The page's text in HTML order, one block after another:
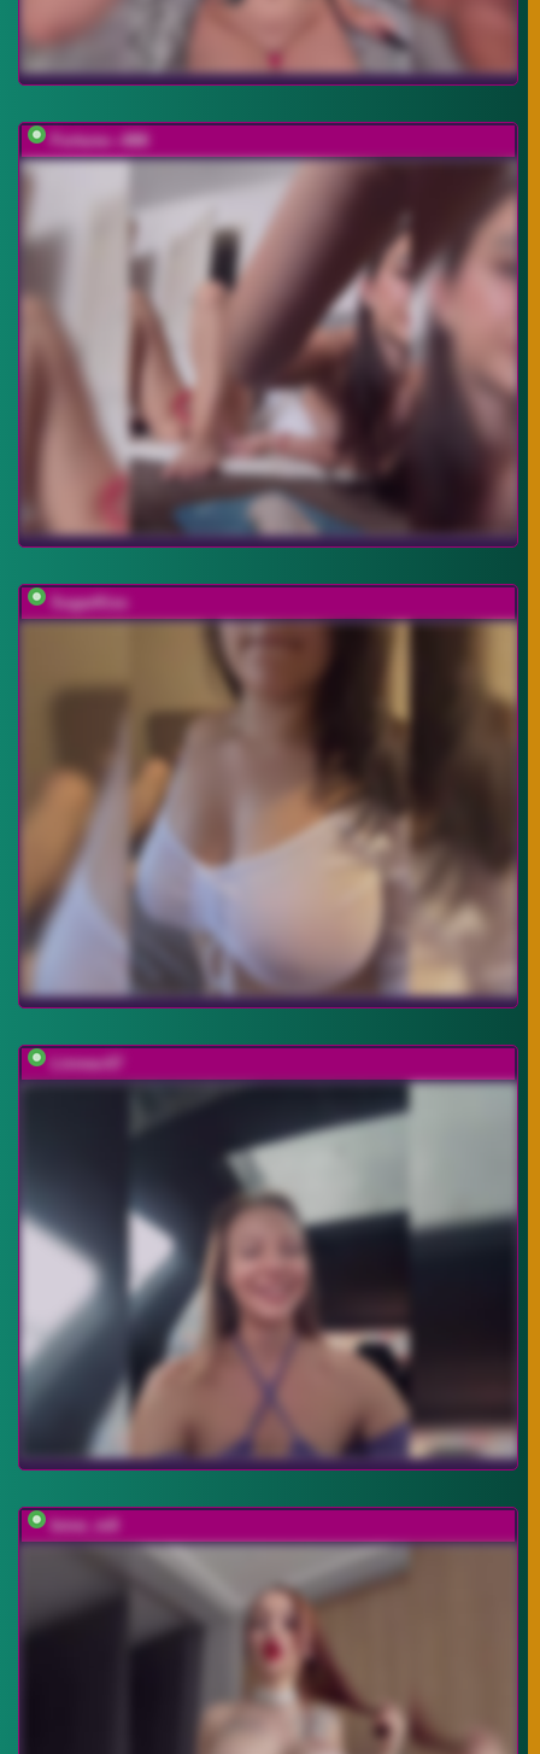
Fortune---888
SugarKiss
Linnea-67
bmw_m8